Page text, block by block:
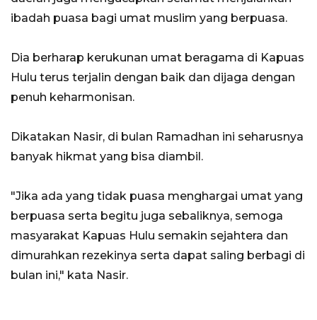
ibadah puasa bagi umat muslim yang berpuasa.
Dia berharap kerukunan umat beragama di Kapuas
Hulu terus terjalin dengan baik dan dijaga dengan
penuh keharmonisan.
Dikatakan Nasir, di bulan Ramadhan ini seharusnya
banyak hikmat yang bisa diambil​​​​​​​.
"Jika ada yang tidak puasa menghargai umat yang
berpuasa serta begitu juga sebaliknya, semoga
masyarakat Kapuas Hulu semakin sejahtera dan
dimurahkan rezekinya serta dapat saling berbagi di
bulan ini," kata Nasir.